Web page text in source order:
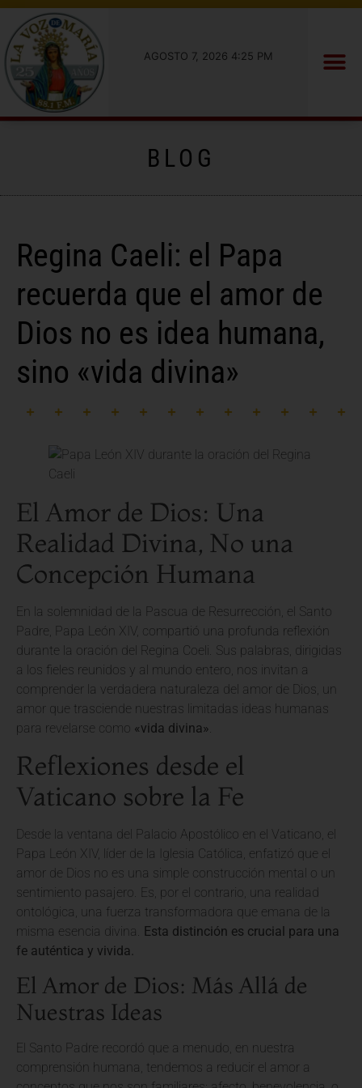
AGOSTO 7, 2026 4:25 PM
BLOG
Regina Caeli: el Papa
recuerda que el amor de
Dios no es idea humana,
sino «vida divina»
El Amor de Dios: Una
Realidad Divina, No una
Concepción Humana
En la solemnidad de la Pascua de Resurrección, el Santo
Padre, Papa León XIV, compartió una profunda reflexión
durante la oración del Regina Coeli. Sus palabras, dirigidas
a los fieles reunidos y al mundo entero, nos invitan a
comprender la verdadera naturaleza del amor de Dios, un
amor que trasciende nuestras limitadas ideas humanas
para revelarse como «vida divina».
Reflexiones desde el
Vaticano sobre la Fe
Desde la ventana del Palacio Apostólico en el Vaticano, el
Papa León XIV, líder de la Iglesia Católica, enfatizó que el
amor de Dios no es una simple construcción mental o un
sentimiento pasajero. Es, por el contrario, una realidad
ontológica, una fuerza transformadora que emana de la
misma esencia divina. Esta distinción es crucial para una
fe auténtica y vivida.
El Amor de Dios: Más Allá de
Nuestras Ideas
El Santo Padre recordó que a menudo, en nuestra
comprensión humana, tendemos a reducir el amor a